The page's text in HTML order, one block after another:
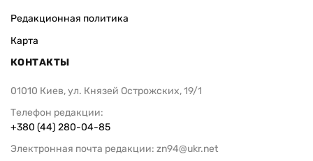
Редакционная политика
Карта
КОНТАКТЫ
01010 Киев, ул. Князей Острожских, 19/1
Телефон редакции:
+380 (44) 280-04-85
Электронная почта редакции: zn94@ukr.net